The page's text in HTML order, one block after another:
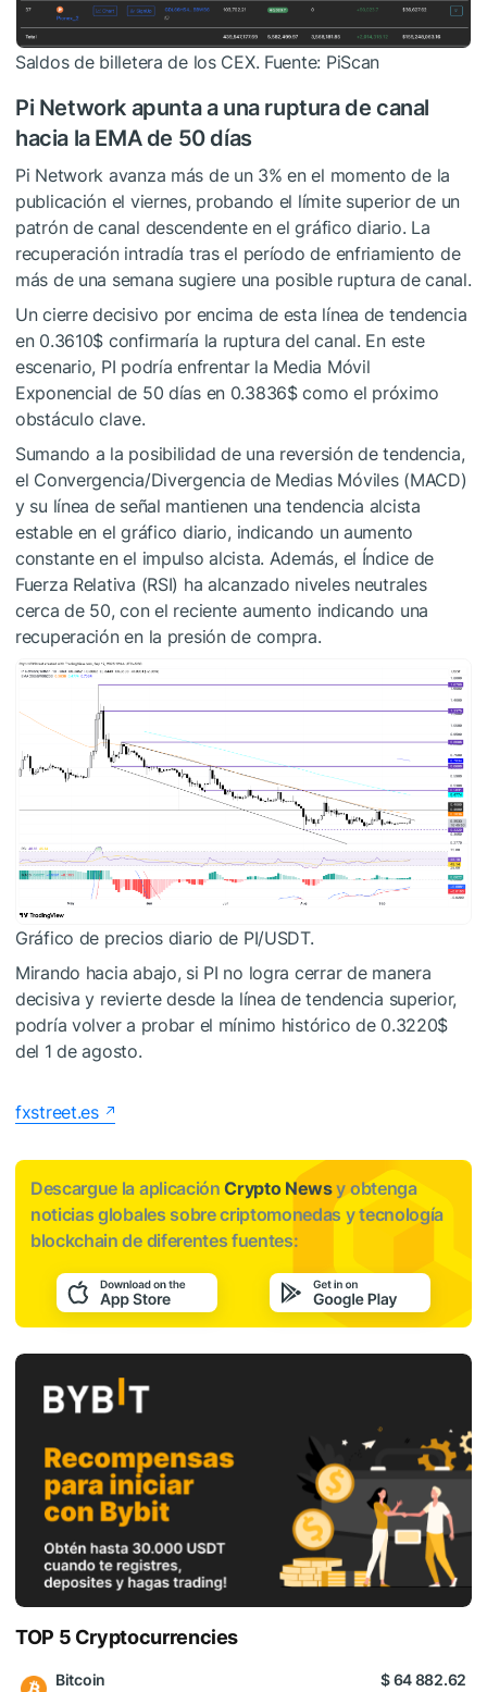
Saldos de billetera de los CEX. Fuente: PiScan
Pi Network apunta a una ruptura de canal
hacia la EMA de 50 días
Pi Network avanza más de un 3% en el momento de la
publicación el viernes, probando el límite superior de un
patrón de canal descendente en el gráfico diario. La
recuperación intradía tras el período de enfriamiento de
más de una semana sugiere una posible ruptura de canal.
Un cierre decisivo por encima de esta línea de tendencia
en 0.3610$ confirmaría la ruptura del canal. En este
escenario, PI podría enfrentar la Media Móvil
Exponencial de 50 días en 0.3836$ como el próximo
obstáculo clave.
Sumando a la posibilidad de una reversión de tendencia,
el Convergencia/Divergencia de Medias Móviles (MACD)
y su línea de señal mantienen una tendencia alcista
estable en el gráfico diario, indicando un aumento
constante en el impulso alcista. Además, el Índice de
Fuerza Relativa (RSI) ha alcanzado niveles neutrales
cerca de 50, con el reciente aumento indicando una
recuperación en la presión de compra.
Gráfico de precios diario de PI/USDT.
Mirando hacia abajo, si PI no logra cerrar de manera
decisiva y revierte desde la línea de tendencia superior,
podría volver a probar el mínimo histórico de 0.3220$
del 1 de agosto.
fxstreet.es
Descargue la aplicaciónCrypto Newsy obtenga
noticias globales sobre criptomonedas y tecnología
blockchain de diferentes fuentes:
TOP 5 Cryptocurrencies
Bitcoin $ 64 882.62